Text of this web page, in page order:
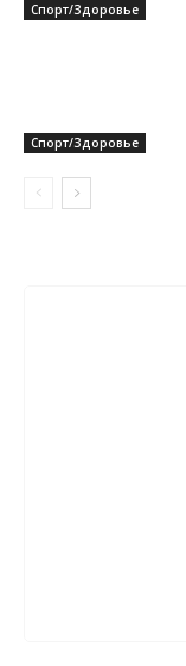
Спорт/Здоровье
Спорт/Здоровье